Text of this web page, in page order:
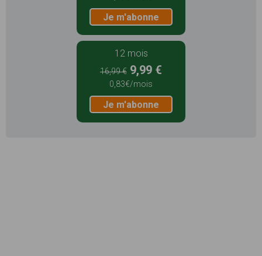
Je m'abonne
12 mois
16,99 € 9,99 €
0,83€/mois
Je m'abonne